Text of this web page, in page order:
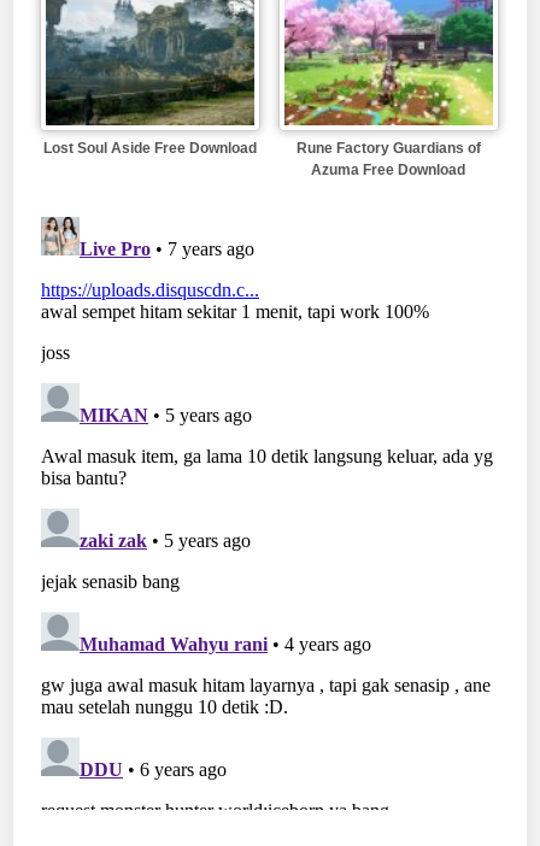
Lost Soul Aside Free Download
Rune Factory Guardians of
Azuma Free Download